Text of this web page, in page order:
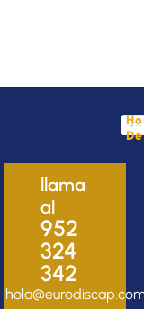
llama
al
952
324
342